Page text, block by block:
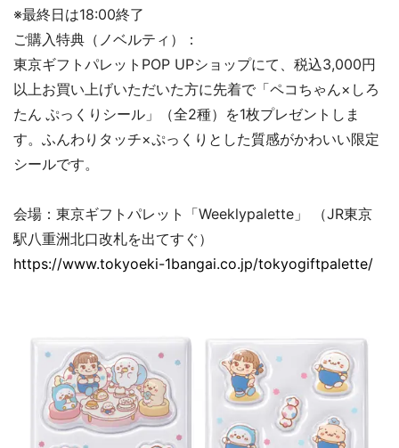
※最終日は18:00終了
ご購入特典（ノベルティ）：
東京ギフトパレットPOP UPショップにて、税込3,000円
以上お買い上げいただいた方に先着で「ペコちゃん×しろ
たん ぷっくりシール」（全2種）を1枚プレゼントしま
す。ふんわりタッチ×ぷっくりとした質感がかわいい限定
シールです。
会場：東京ギフトパレット「Weeklypalette」 （JR東京
駅八重洲北口改札を出てすぐ）
https://www.tokyoeki-1bangai.co.jp/tokyogiftpalette/